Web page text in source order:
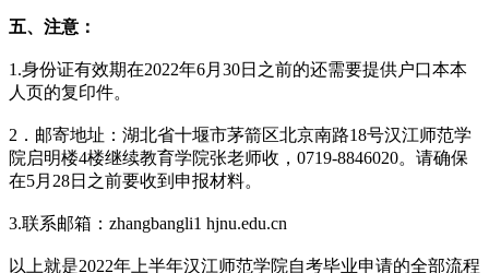
五、注意：
1.身份证有效期在2022年6月30日之前的还需要提供户口本本
人页的复印件。
2．邮寄地址：湖北省十堰市茅箭区北京南路18号汉江师范学
院启明楼4楼继续教育学院张老师收，0719-8846020。请确保
在5月28日之前要收到申报材料。
3.联系邮箱：zhangbangli1 hjnu.edu.cn
以上就是2022年上半年汉江师范学院自考毕业申请的全部流程